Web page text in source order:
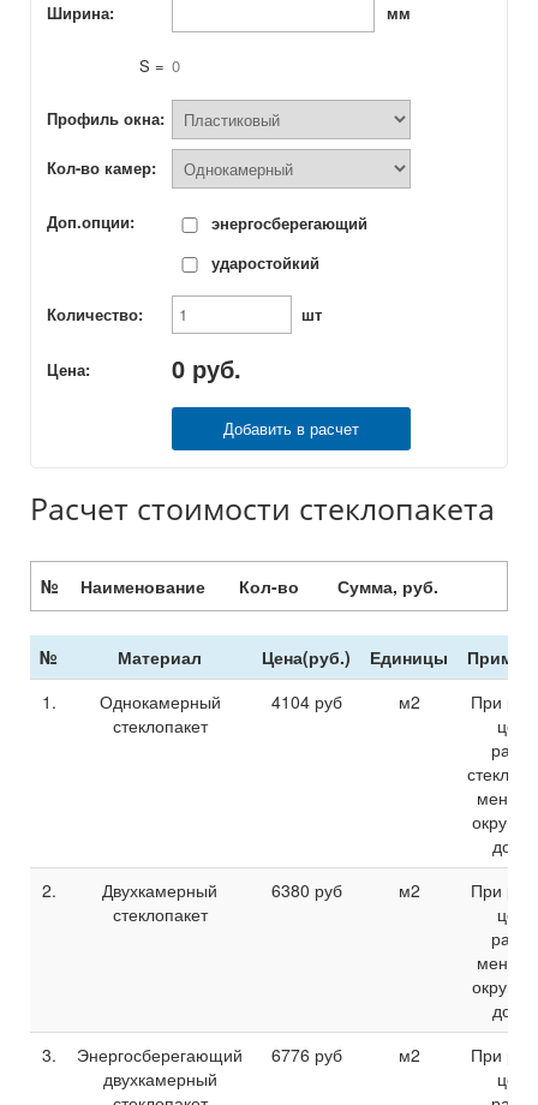
Ширина: мм
S = 0
Профиль окна:
Кол-во камер:
Доп.опции:
энергосберегающий
ударостойкий
Количество: шт
Цена: 0 руб.
Добавить в расчет
Расчет стоимости стеклопакета
№ Наименование Кол-во Сумма, руб.
№ Материал Цена(руб.) Единицы
1.
Однокамерный
стеклопакет
4104руб м2
При
менее
до
2.
Двухкамерный
стеклопакет
6380 руб м2
При
менее
до
3.
Энергосберегающий
двухкамерный
6776 руб м2
При